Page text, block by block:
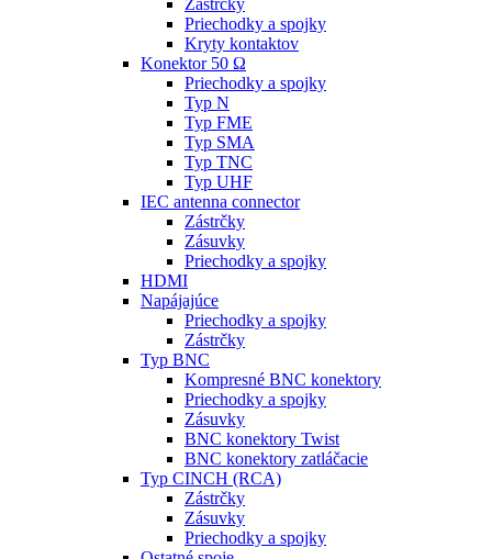
Zástrčky
Priechodky a spojky
Kryty kontaktov
Konektor 50 Ω
Priechodky a spojky
Typ N
Typ FME
Typ SMA
Typ TNC
Typ UHF
IEC antenna connector
Zástrčky
Zásuvky
Priechodky a spojky
HDMI
Napájajúce
Priechodky a spojky
Zástrčky
Typ BNC
Kompresné BNC konektory
Priechodky a spojky
Zásuvky
BNC konektory Twist
BNC konektory zatláčacie
Typ CINCH (RCA)
Zástrčky
Zásuvky
Priechodky a spojky